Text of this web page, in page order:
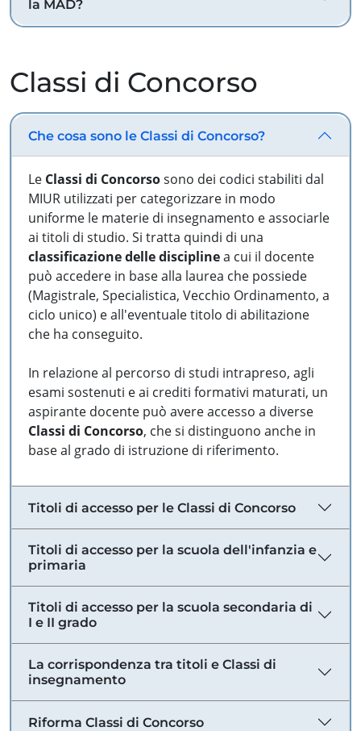
la MAD?
Classi di Concorso
Che cosa sono le Classi di Concorso?
Le Classi di Concorsosono dei codici stabiliti dal
MIUR utilizzati per categorizzare in modo
uniforme le materie di insegnamento e associarle
ai titoli di studio. Si tratta quindi di una
classificazione delle disciplinea cui il docente
può accedere in base alla laurea che possiede
(Magistrale, Specialistica, Vecchio Ordinamento, a
ciclo unico) e all'eventuale titolo di abilitazione
che ha conseguito.
In relazione al percorso di studi intrapreso, agli
esami sostenuti e ai crediti formativi maturati, un
aspirante docente può avere accesso a diverse
Classi di Concorso, che si distinguono anche in
base al grado di istruzione di riferimento.
Titoli di accesso per le Classi di Concorso
Titoli di accesso per la scuola dell'infanzia e
primaria
Titoli di accesso per la scuola secondaria di
I e II grado
La corrispondenza tra titoli e Classi di
insegnamento
Riforma Classi di Concorso